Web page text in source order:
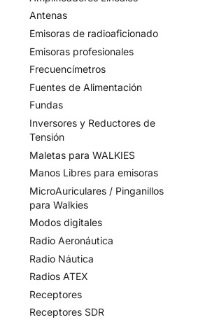
Antenas
Emisoras de radioaficionado
Emisoras profesionales
Frecuencímetros
Fuentes de Alimentación
Fundas
Inversores y Reductores de
Tensión
Maletas para WALKIES
Manos Libres para emisoras
MicroAuriculares / Pinganillos
para Walkies
Modos digitales
Radio Aeronáutica
Radio Náutica
Radios ATEX
Receptores
Receptores SDR